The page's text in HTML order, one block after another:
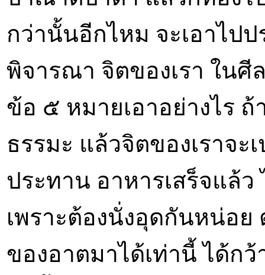
กว่านั้นอีกไหม จะเอาไป
พิจารณา จิตของเรา ใน
ข้อ ๕ หมายเอาอย่างไร ถ้
ธรรมะ แล้วจิตของเราจะ
ประทาน อาหารเสร็จแล้
เพราะต้องนั่งอุดกันหน่อย
ของอาตมาได้เท่านี้ ได้ก